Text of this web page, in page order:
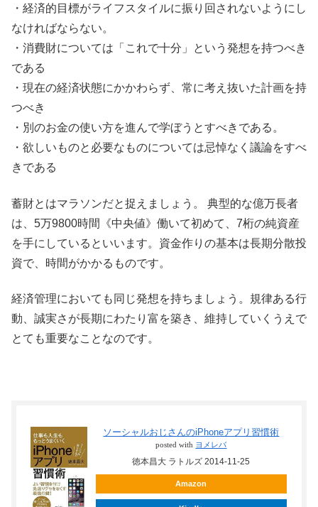
・経済的目標がライフスタイルに振り回されないようにし
なければならない。
・消費財については「これで十分」という発想を持つべき
である
・現在の経済状態にかかわらず、常に考え抜いた計画を持
つべき
・別のお金の使い方を進んで学ぼうとすべきである。
・欲しいものと必要なものについては忌悼なく議論をすべ
きである
蓄財とはマラソンだと捉えましょう。 典型的な億万長者
は、5万9800時間《中央値》働いて初めて、7桁の純資産
を手にしているといいます。資金作りの基本は長期分散投
資で、時間がかかるものです。
経済管理においても同じ発想を持ちましょう。規律ある行
動、誠実さが長期にわたり富を築き、維持していくうえで
とても重要なことなのです。
ソーシャルおじさんのiPhoneアプリ習慣術
posted with ヨメレバ
徳本昌大 ラトルズ 2014-11-25
Amazon